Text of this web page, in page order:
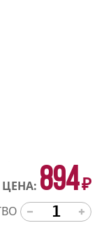
ЦЕНА: 894₽